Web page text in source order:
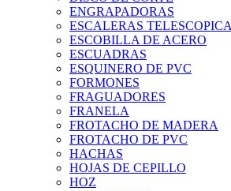
ENGRAPADORAS
ESCALERAS
ESCOBILLA DE ACERO
ESCUADRAS
ESQUINERO DE PVC
FORMONES
FRAGUADORES
FRANELA
FROTACHO DE MADERA
FROTACHO DE PVC
HACHAS
HOJAS DE CEPILLO
HOZ